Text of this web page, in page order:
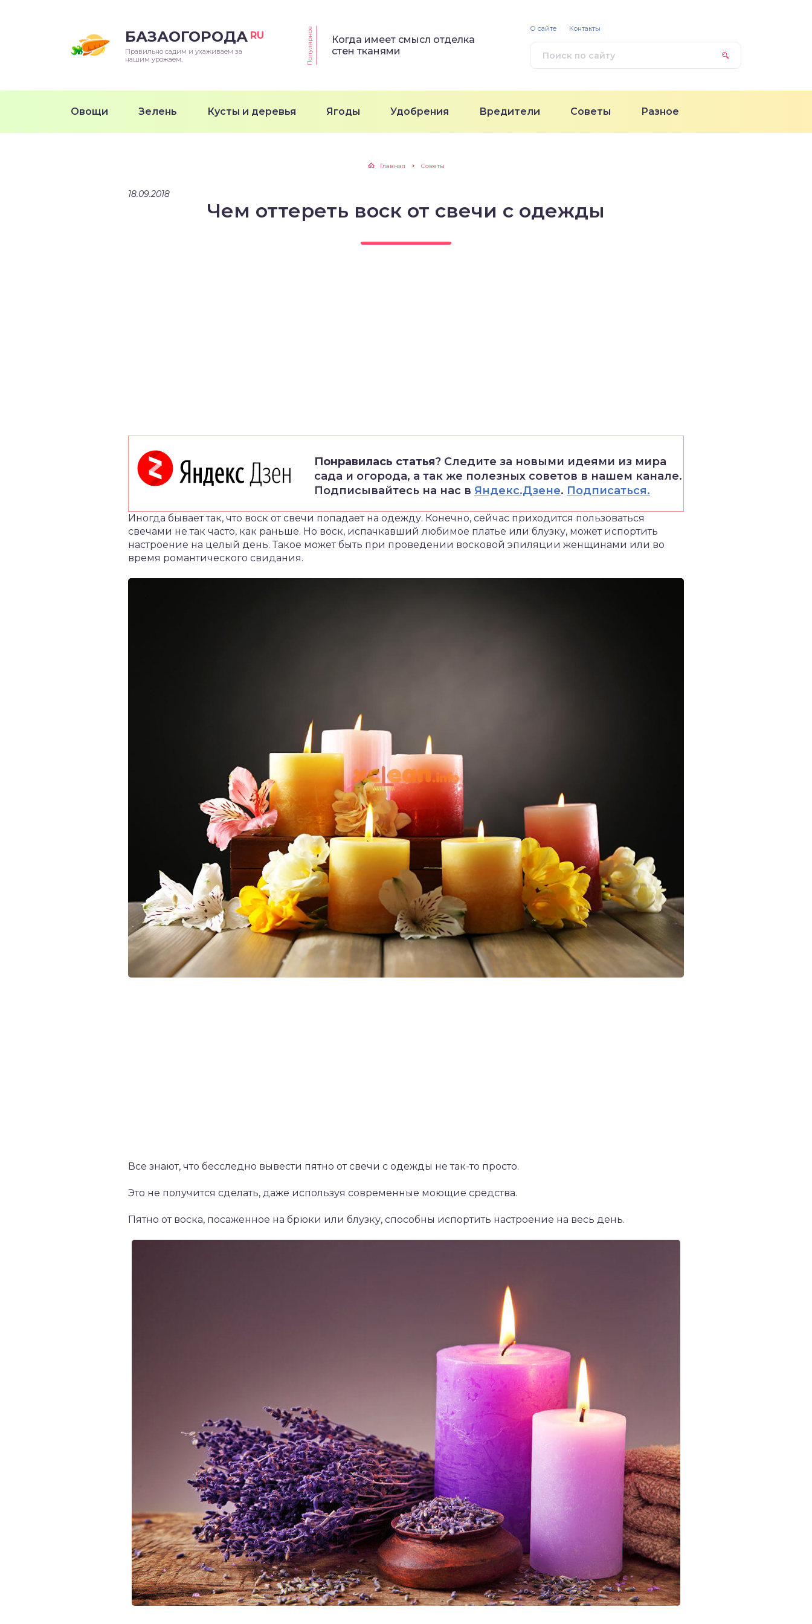
БАЗАОГОРОДА RU
Правильно садим и ухаживаем за
нашим урожаем.
Популярное
Когда имеет смысл отделка
стен тканями
Овощи Зелень Кусты и деревья Ягоды Удобрения Вредители Советы Разное
О сайте Контакты
Главная Советы
18.09.2018
Чем оттереть воск от свечи с одежды
Понравилась статья? Следите за новыми идеями из мира
сада и огорода, а так же полезных советов в нашем канале.
Подписывайтесь на нас в Яндекс.Дзене. Подписаться.
Иногда бывает так, что воск от свечи попадает на одежду. Конечно, сейчас приходится пользоваться
свечами не так часто, как раньше. Но воск, испачкавший любимое платье или блузку, может испортить
настроение на целый день. Такое может быть при проведении восковой эпиляции женщинами или во
время романтического свидания.
Все знают, что бесследно вывести пятно от свечи с одежды не так-то просто.
Это не получится сделать, даже используя современные моющие средства.
Пятно от воска, посаженное на брюки или блузку, способны испортить настроение на весь день.